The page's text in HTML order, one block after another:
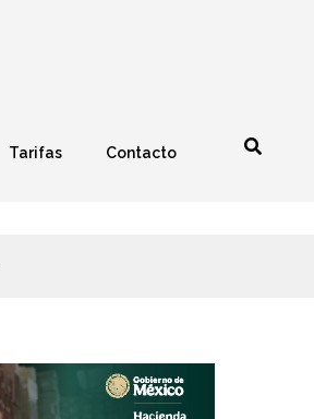
Tarifas Contacto